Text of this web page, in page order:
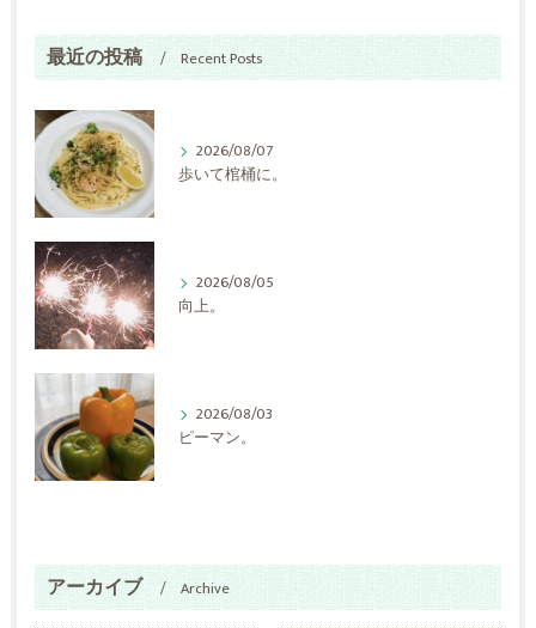
最近の投稿 Recent Posts
2026/08/07
歩いて棺桶に。
2026/08/05
向上。
2026/08/03
ピーマン。
アーカイブ Archive